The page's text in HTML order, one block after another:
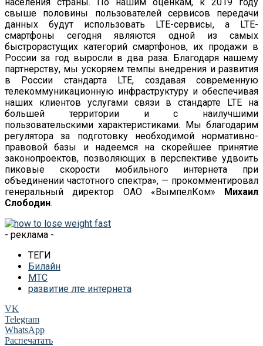
свыше половины пользователей сервисов передачи
данных будут использовать LTE-сервисы, а LTE-
смартфоны сегодня являются одной из самых
быстрорастущих категорий смартфонов, их продажи в
России за год выросли в два раза. Благодаря нашему
партнерству, мы ускоряем темпы внедрения и развития
в России стандарта LTE, создавая современную
телекоммуникационную инфраструктуру и обеспечивая
наших клиентов услугами связи в стандарте LTE на
большей территории и с наилучшими
пользовательскими характеристиками. Мы благодарим
регулятора за подготовку необходимой нормативно-
правовой базы и надеемся на скорейшее принятие
законопроектов, позволяющих в перспективе удвоить
пиковые скорости мобильного интернета при
объединении частотного спектра», — прокомментировал
генеральный директор ОАО «ВымпелКом» Михаил
Слободин.
- реклама -
ТЕГИ
Билайн
МТС
развитие лте интернета
VK
Telegram
WhatsApp
Распечатать